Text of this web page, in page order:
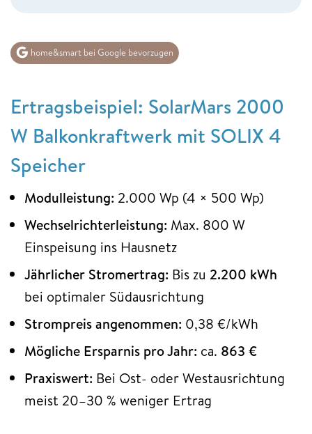
home&smart bei Google bevorzugen
Ertragsbeispiel: SolarMars 2000
W Balkonkraftwerk mit SOLIX 4
Speicher
Modulleistung: 2.000 Wp (4 × 500 Wp)
Wechselrichterleistung: Max. 800 W
Einspeisung ins Hausnetz
Jährlicher Stromertrag: Bis zu 2.200 kWh
bei optimaler Südausrichtung
Strompreis angenommen: 0,38 €/kWh
Mögliche Ersparnis pro Jahr: ca. 863 €
Praxiswert: Bei Ost- oder Westausrichtung
meist 20–30 % weniger Ertrag